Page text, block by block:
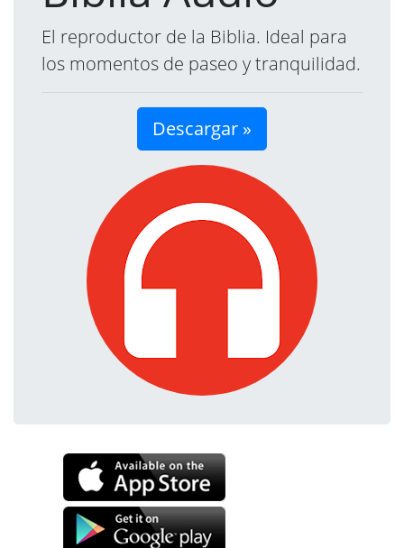
El reproductor de la Biblia. Ideal para
los momentos de paseo y tranquilidad.
Descargar »